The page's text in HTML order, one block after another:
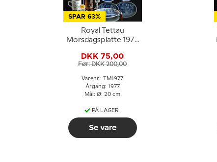
SPAR 63%
Royal Tettau
Morsdagsplatte 1977
DKK 75,00
Før: DKK 200,00
Varenr.: TM1977
Årgang: 1977
Mål: Ø: 20 cm
PÅ LAGER
Se vare